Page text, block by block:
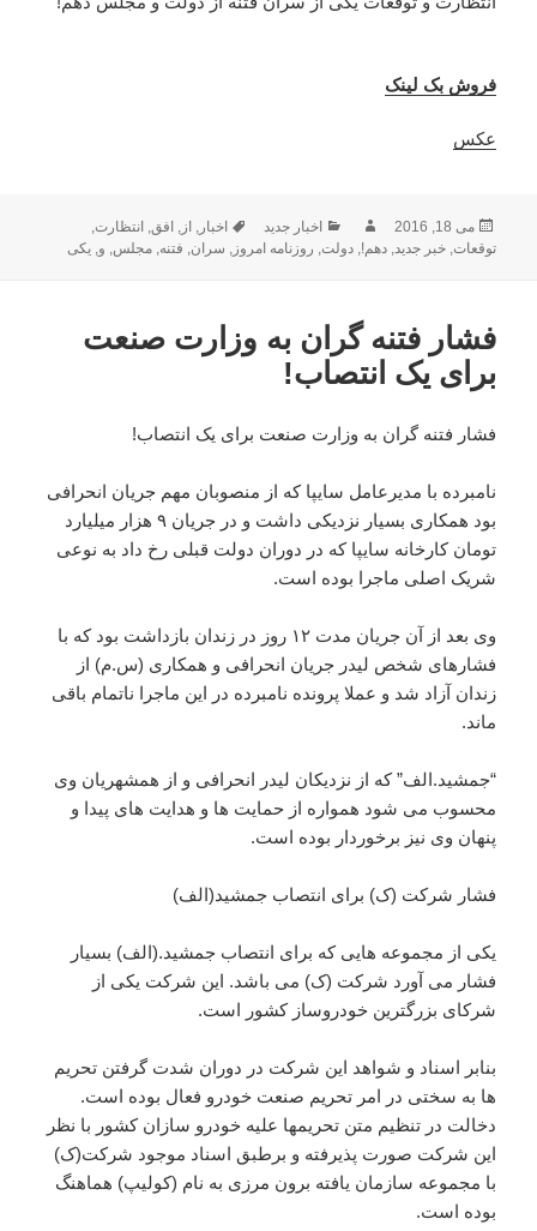
فروش بک لینک
عکس
ارسال
شده
می 18, 2016 نویسندهدسته‌ها
اخبار جدید برچسب‌ها
اخبار ,از ,افق ,انتظارت
توقعات ,خبر جدید ,دهم! ,دولت روزنامه امروز سران فتنه ,مجلس و ,یکی
فشار فتنه گران به وزارت صنعت
برای یک انتصاب!
فشار فتنه گران به وزارت صنعت برای یک انتصاب!
نامبرده با مدیرعامل سایپا که از منصوبان مهم جریان انحرافی
بود همکاری بسیار نزدیکی داشت و در جریان ۹ هزار میلیارد
تومان کارخانه سایپا که در دوران دولت قبلی رخ داد به نوعی
شریک اصلی ماجرا بوده است.
وی بعد از آن جریان مدت ۱۲ روز در زندان بازداشت بود که با
فشارهای شخص لیدر جریان انحرافی و همکاری (س.م) از
زندان آزاد شد و عملا پرونده نامبرده در این ماجرا ناتمام باقی
ماند.
“جمشید.الف” که از نزدیکان لیدر انحرافی و از همشهریان وی
محسوب می شود همواره از حمایت ها و هدایت های پیدا و
پنهان وی نیز برخوردار بوده است.
فشار شرکت (ک) برای انتصاب جمشید(الف)
یکی از مجموعه هایی که برای انتصاب جمشید.(الف) بسیار
فشار می آورد شرکت (ک) می باشد. این شرکت یکی از
شرکای بزرگترین خودروساز کشور است.
بنابر اسناد و شواهد این شرکت در دوران شدت گرفتن تحریم
ها به سختی در امر تحریم صنعت خودرو فعال بوده است.
دخالت در تنظیم متن تحریمها علیه خودرو سازان کشور با نظر
این شرکت صورت پذیرفته و برطبق اسناد موجود شرکت(ک)
با مجموعه سازمان یافته برون مرزی به نام (کولیپ) هماهنگ
بوده است.